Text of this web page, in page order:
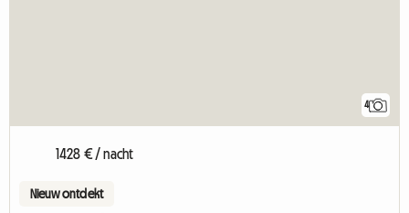
4
1428 € / nacht
Nieuw ontdekt